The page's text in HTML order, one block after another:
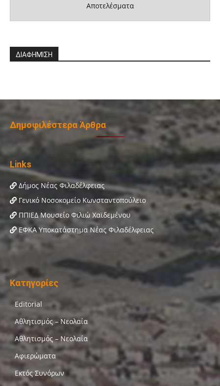
Αποτελέσματα
ΔΙΑΦΗΜΙΣΗ
Δημοφιλέστερα Άρθρα
Links
Δήμος Νέας Φιλαδέλφειας
Γενικό Νοσοκομείο Κωνσταντοπούλειο
ΠΠΙΕΔ Μουσείο Φιλιώ Χαϊδεμένου
ΕΦΚΑ Υποκατάστημα Νέας Φιλαδέλφειας
Κατηγορίες
Editorial
Αθλητισμός – Νεολαία
Αθλητισμός – Νεολαία
Αφιερώματα
Εκτός Συνόρων